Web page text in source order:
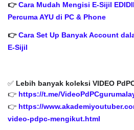
👉Cara Mudah Mengisi E-Sijil
Percuma AYU di PC & Phone
👉Cara Set Up Banyak Account
E-Sijil
✅ Lebih banyak koleksi VIDEO
👉 https://t.me/
👉 https://
video-pdpc-mengikut.html